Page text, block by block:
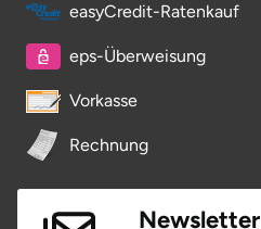
easyCredit-Ratenkauf
eps-Überweisung
Vorkasse
Rechnung
Newsletter
Seligenstadt
Speyer